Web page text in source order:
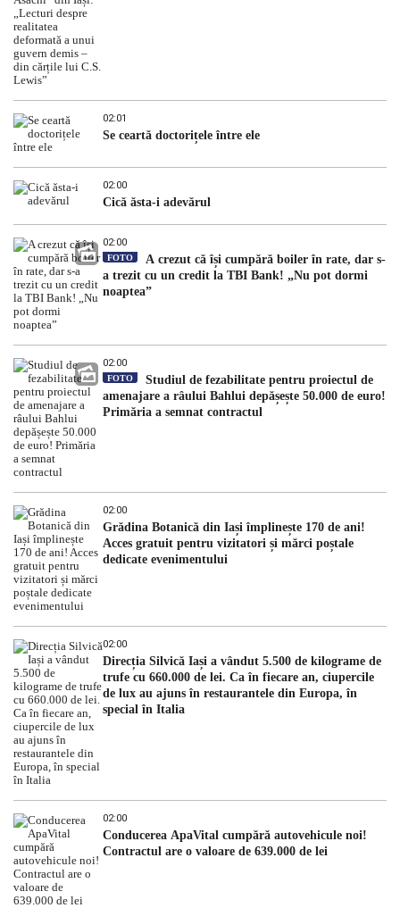
02:01
Se ceartă doctorițele între ele
02:00
Cică ăsta-i adevărul
02:00
FOTO
A crezut că își cumpără boiler în rate, dar s-
a trezit cu un credit la TBI Bank! „Nu pot dormi
noaptea”
02:00
FOTO
Studiul de fezabilitate pentru proiectul de
amenajare a râului Bahlui depășește 50.000 de euro!
Primăria a semnat contractul
02:00
Grădina Botanică din Iași împlinește 170 de ani!
Acces gratuit pentru vizitatori și mărci poștale
dedicate evenimentului
02:00
Direcția Silvică Iași a vândut 5.500 de kilograme de
trufe cu 660.000 de lei. Ca în fiecare an, ciupercile
de lux au ajuns în restaurantele din Europa, în
special în Italia
02:00
Conducerea ApaVital cumpără autovehicule noi!
Contractul are o valoare de 639.000 de lei